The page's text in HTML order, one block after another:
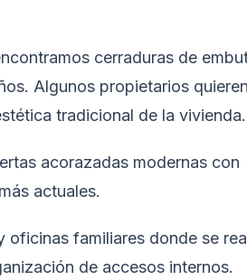
cerraduras de
Algunos propietarios quieren
tradicional de la vivienda.
acorazadas modernas con
actuales.
oficinas familiares donde se
de accesos internos.